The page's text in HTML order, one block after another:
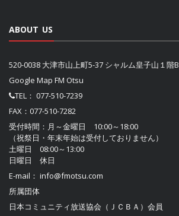
ABOUT US
520-0038 大津市山上町5-37 シャルム皇子山１階B
Google Map FM Otsu
TEL： 077-510-7239
FAX：077-510-7282
受付時間：月～金曜日 10:00～18:00
（祝祭日・年末年始は受付しておりません）
土曜日 08:00～13:00
日曜日 休日
E-mail： info@fmotsu.com
所属団体
日本コミュニティ放送協会（ＪＣＢＡ） 会員